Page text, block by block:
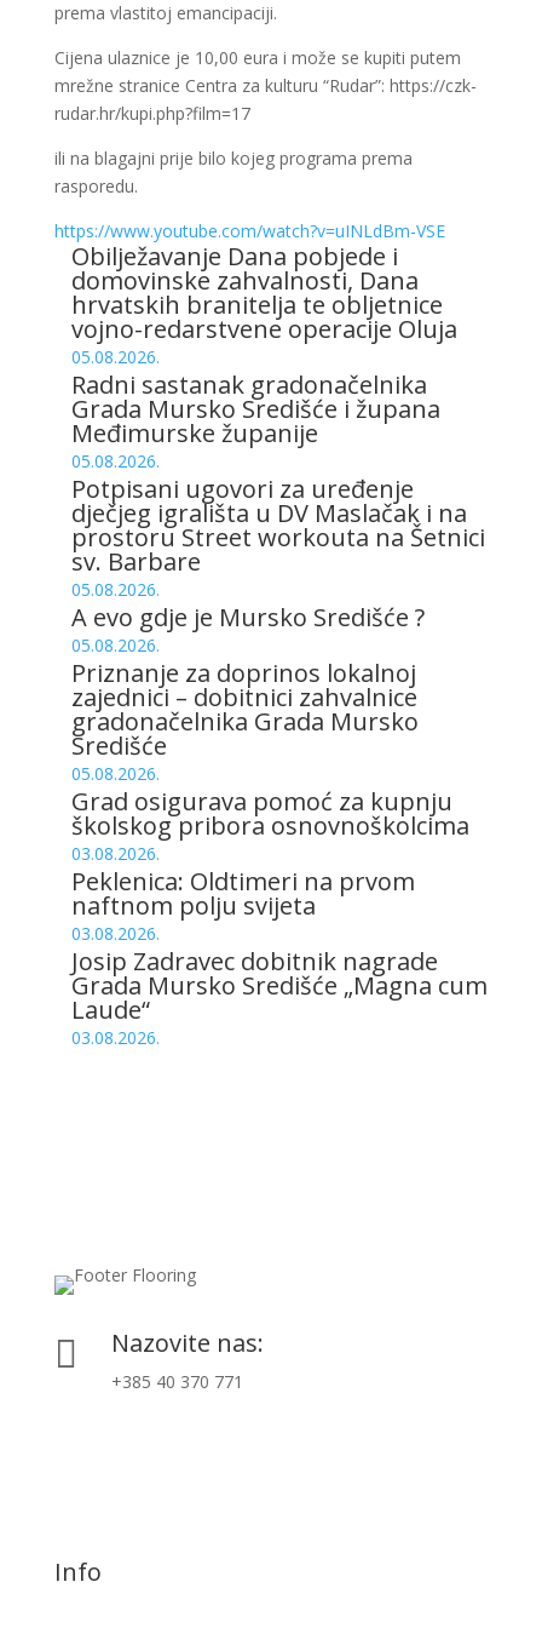
prema vlastitoj emancipaciji.
Cijena ulaznice je 10,00 eura i može se kupiti putem
mrežne stranice Centra za kulturu “Rudar”: https://czk-
rudar.hr/kupi.php?film=17
ili na blagajni prije bilo kojeg programa prema
rasporedu.
https://www.youtube.com/watch?v=uINLdBm-VSE
Obilježavanje Dana pobjede i
domovinske zahvalnosti, Dana
hrvatskih branitelja te obljetnice
vojno-redarstvene operacije Oluja
05.08.2026.
Radni sastanak gradonačelnika
Grada Mursko Središće i župana
Međimurske županije
05.08.2026.
Potpisani ugovori za uređenje
dječjeg igrališta u DV Maslačak i na
prostoru Street workouta na Šetnici
sv. Barbare
05.08.2026.
A evo gdje je Mursko Središće ?
05.08.2026.
Priznanje za doprinos lokalnoj
zajednici – dobitnici zahvalnice
gradonačelnika Grada Mursko
Središće
05.08.2026.
Grad osigurava pomoć za kupnju
školskog pribora osnovnoškolcima
03.08.2026.
Peklenica: Oldtimeri na prvom
naftnom polju svijeta
03.08.2026.
Josip Zadravec dobitnik nagrade
Grada Mursko Središće „Magna cum
Laude“
03.08.2026.
 Nazovite nas:
+385 40 370 771
Info